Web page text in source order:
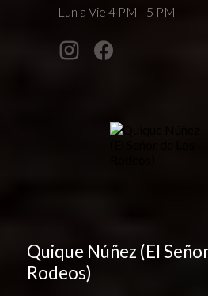
Lun a Vie 4 PM - 5 PM
Quique Núñez (El
Rodeos)